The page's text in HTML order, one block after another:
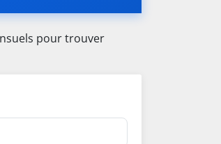
pour trouver